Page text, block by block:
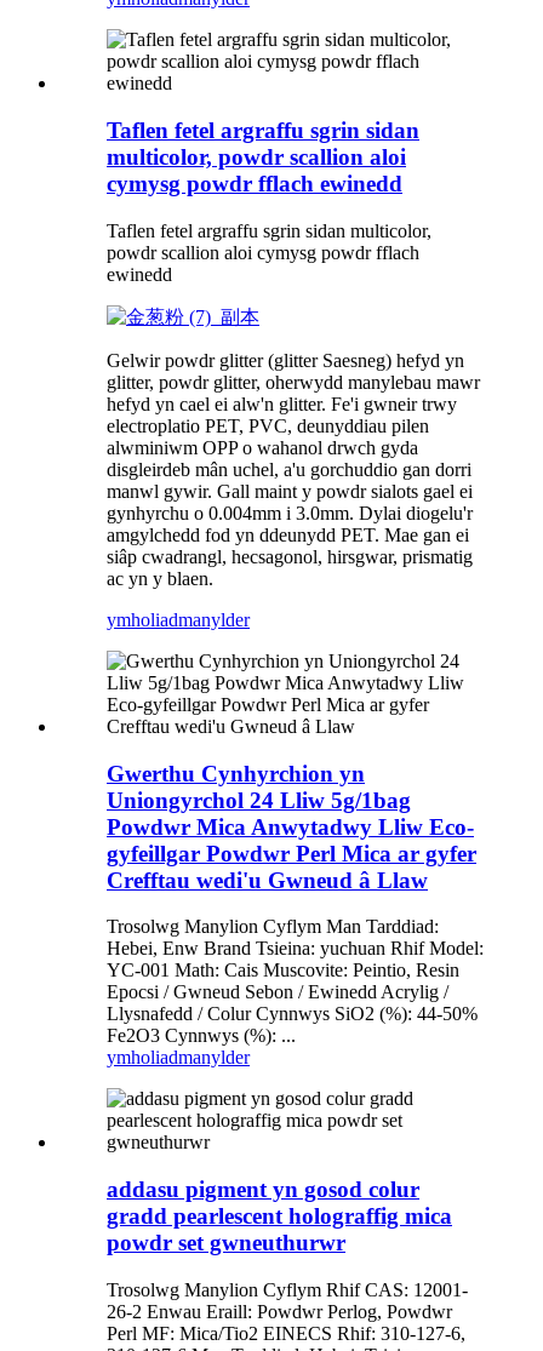
Taflen fetel argraffu sgrin sidan
multicolor, powdr scallion aloi
cymysg powdr fflach ewinedd
Taflen fetel argraffu sgrin sidan multicolor,
powdr scallion aloi cymysg powdr fflach
ewinedd
Gelwir powdr glitter (glitter Saesneg) hefyd yn
glitter, powdr glitter, oherwydd manylebau mawr
hefyd yn cael ei alw'n glitter. Fe'i gwneir trwy
electroplatio PET, PVC, deunyddiau pilen
alwminiwm OPP o wahanol drwch gyda
disgleirdeb mân uchel, a'u gorchuddio gan dorri
manwl gywir. Gall maint y powdr sialots gael ei
gynhyrchu o 0.004mm i 3.0mm. Dylai diogelu'r
amgylchedd fod yn ddeunydd PET. Mae gan ei
siâp cwadrangl, hecsagonol, hirsgwar, prismatig
ac yn y blaen.
ymholiadmanylder
Gwerthu Cynhyrchion yn
Uniongyrchol 24 Lliw 5g/1bag
Powdwr Mica Anwytadwy Lliw Eco-
gyfeillgar Powdwr Perl Mica ar gyfer
Crefftau wedi'u Gwneud â Llaw
Trosolwg Manylion Cyflym Man Tarddiad:
Hebei, Enw Brand Tsieina: yuchuan Rhif Model:
YC-001 Math: Cais Muscovite: Peintio, Resin
Epocsi / Gwneud Sebon / Ewinedd Acrylig /
Llysnafedd / Colur Cynnwys SiO2 (%): 44-50%
Fe2O3 Cynnwys (%): ...
ymholiadmanylder
addasu pigment yn gosod colur
gradd pearlescent holograffig mica
powdr set gwneuthurwr
Trosolwg Manylion Cyflym Rhif CAS: 12001-
26-2 Enwau Eraill: Powdwr Perlog, Powdwr
Perl MF: Mica/Tio2 EINECS Rhif: 310-127-6,